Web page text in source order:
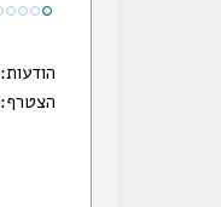
הודעות:
הצטרף: